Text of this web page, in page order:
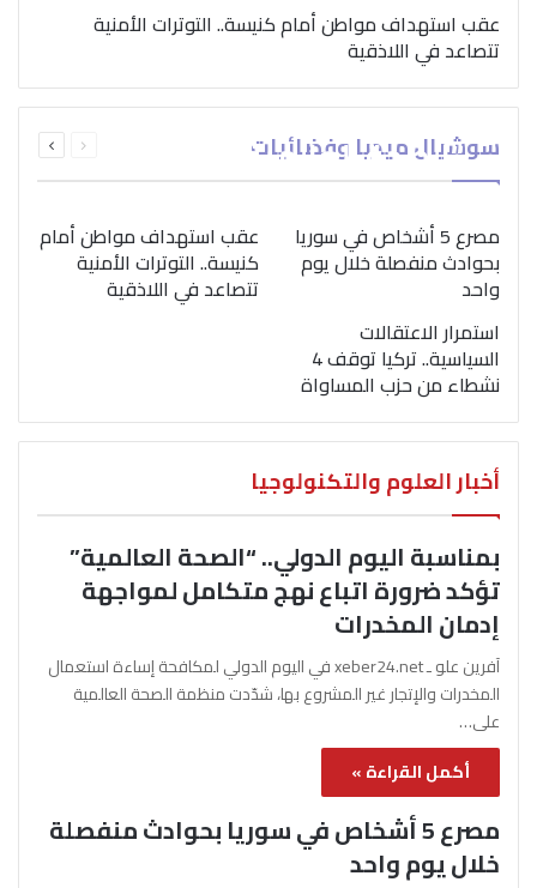
عقب استهداف مواطن أمام كنيسة.. التوترات الأمنية
تتصاعد في اللاذقية
سوشيال ميديا وفضائيات الصفحةالصفحة
بمناسبة اليوم الدولي..
“الصحة العالمية” تؤكد
ضرورة اتباع نهج متكامل
لمواجهة إدمان المخدرات
مصرع 5 أشخاص في سوريا
بحوادث منفصلة خلال يوم
واحد
عقب استهداف مواطن أمام
كنيسة.. التوترات الأمنية
تتصاعد في اللاذقية
استمرار الاعتقالات
السياسية.. تركيا توقف 4
نشطاء من حزب المساواة
أخبار العلوم والتكنولوجيا
بمناسبة اليوم الدولي.. “الصحة العالمية”
تؤكد ضرورة اتباع نهج متكامل لمواجهة
إدمان المخدرات
آفرين علو ـ xeber24.net في اليوم الدولي لمكافحة إساءة استعمال
المخدرات والإتجار غير المشروع بها، شدّدت منظمة الصحة العالمية
على…
أكمل القراءة »
مصرع 5 أشخاص في سوريا بحوادث منفصلة
خلال يوم واحد